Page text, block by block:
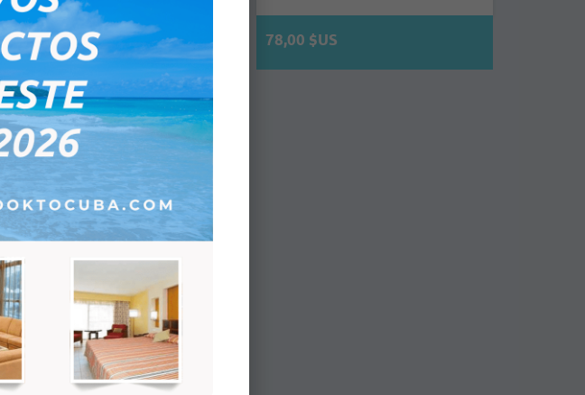
82,00 $US 78,00 $US
Paseo Del Prado - Chambre Double
Hôtel cinq étoiles situé au centre de la
capitale cubaine, Le Royalton Habana
P…
150,00 $US